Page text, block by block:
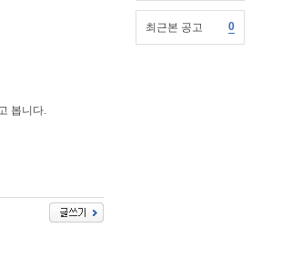
최근본 공고 0
봅니다.